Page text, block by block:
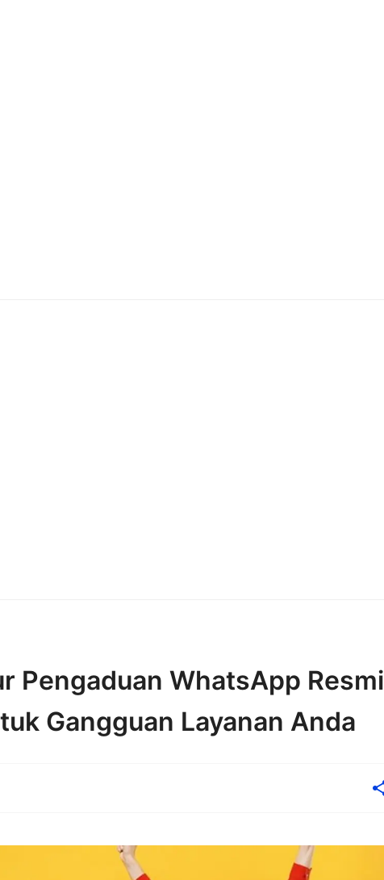
Pengaduan WhatsApp Resmi
Gangguan Layanan Anda